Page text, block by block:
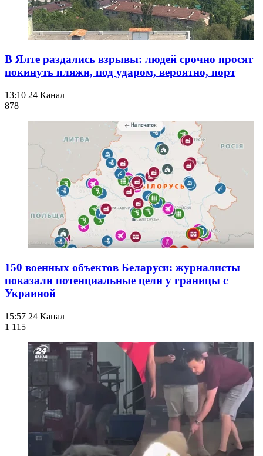
В Ялте раздались взрывы: людей срочно просят
покинуть пляжи, под ударом, вероятно, порт
13:10 24 Канал
878
150 военных объектов Беларуси: журналисты
показали потенциальные цели у границы с
Украиной
15:57 24 Канал
1 115